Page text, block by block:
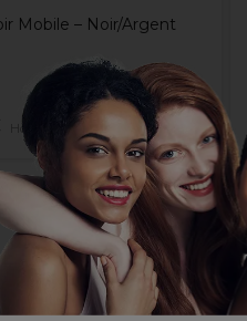
Mobile – Noir/Argent
Hors TVA